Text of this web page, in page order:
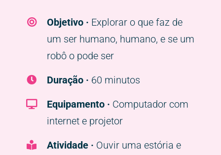
Objetivo · Explorar o que faz de
um ser humano, humano, e se um
robô o pode ser
Duração · 60 minutos
Equipamento · Computador com
internet e projetor
Atividade · Ouvir uma estória e